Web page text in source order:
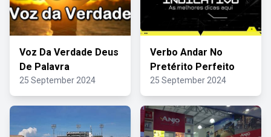
Voz Da Verdade Deus
De Palavra
25 September 2024
Verbo Andar No
Pretérito Perfeito
25 September 2024